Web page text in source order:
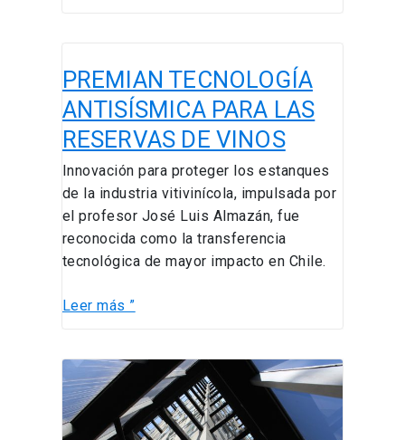
PREMIAN TECNOLOGÍA
ANTISÍSMICA PARA LAS
RESERVAS DE VINOS
Innovación para proteger los estanques
de la industria vitivinícola, impulsada por
el profesor José Luis Almazán, fue
reconocida como la transferencia
tecnológica de mayor impacto en Chile.
TECNOLOGÍA
ANTISÍSMICA
PARA
LAS
RESERVAS
DE
VINOS
Leer más ”
ESTUDIANTES
DE
INGENIERÍA